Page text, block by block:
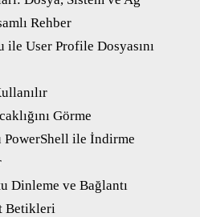
Rehber
User Profile Dosyasını
Görme
PowerShell ile İndirme
Dinleme ve Bağlantı
Betikleri